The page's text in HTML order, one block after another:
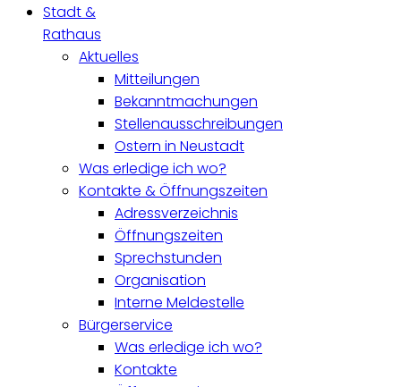
Stadt &
Rathaus
Aktuelles
Mitteilungen
Bekanntmachungen
Stellenausschreibungen
Ostern in Neustadt
Was erledige ich wo?
Kontakte & Öffnungszeiten
Adressverzeichnis
Öffnungszeiten
Sprechstunden
Organisation
Interne Meldestelle
Bürgerservice
Was erledige ich wo?
Kontakte